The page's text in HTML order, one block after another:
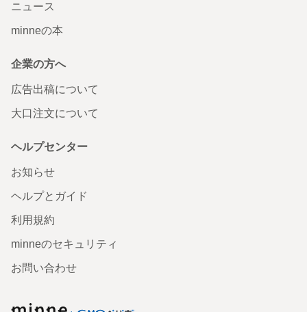
ニュース
minneの本
企業の方へ
広告出稿について
大口注文について
ヘルプセンター
お知らせ
ヘルプとガイド
利用規約
minneのセキュリティ
お問い合わせ